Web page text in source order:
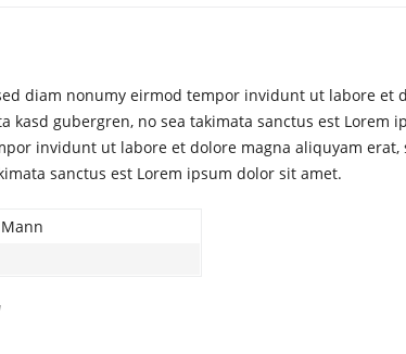
diam nonumy eirmod tempor invidunt ut labore et
kasd gubergren, no sea takimata sanctus est
invidunt ut labore et dolore magna aliquyam
sanctus est Lorem ipsum dolor sit amet.